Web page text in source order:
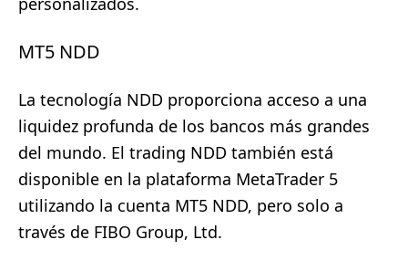
MT5 NDD
La tecnología NDD proporciona acceso a una
liquidez profunda de los bancos más grandes
del mundo. El trading NDD también está
disponible en la plataforma MetaTrader 5
utilizando la cuenta MT5 NDD, pero solo a
través de FIBO Group, Ltd.